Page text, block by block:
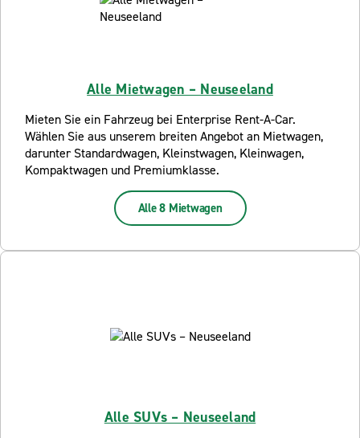
Alle Mietwagen – Neuseeland
Mieten Sie ein Fahrzeug bei Enterprise Rent-A-Car.
Wählen Sie aus unserem breiten Angebot an Mietwagen,
darunter Standardwagen, Kleinstwagen, Kleinwagen,
Kompaktwagen und Premiumklasse.
Alle 8 Mietwagen
Alle SUVs – Neuseeland